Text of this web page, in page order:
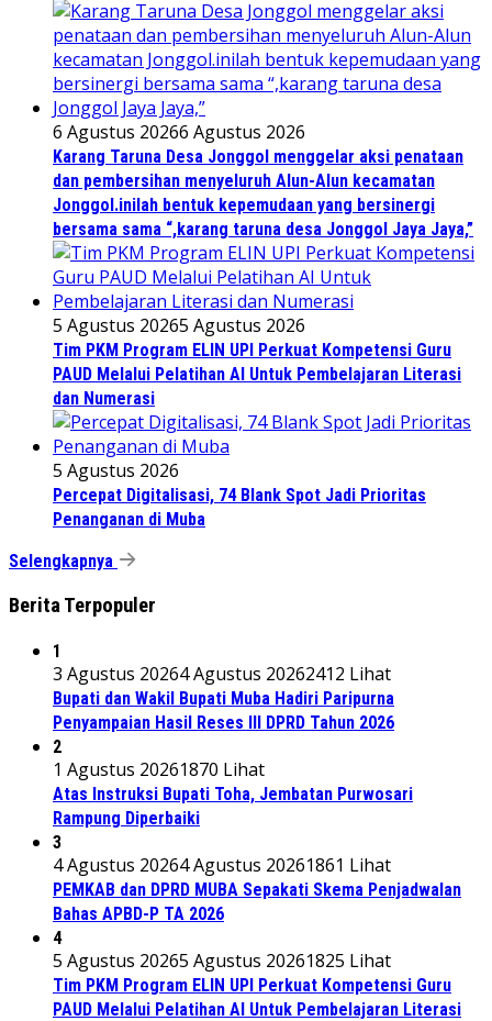
6 Agustus 20266 Agustus 2026
Karang Taruna Desa Jonggol menggelar aksi penataan
dan pembersihan menyeluruh Alun-Alun kecamatan
Jonggol.inilah bentuk kepemudaan yang bersinergi
bersama sama “,karang taruna desa Jonggol Jaya Jaya,”
5 Agustus 20265 Agustus 2026
Tim PKM Program ELIN UPI Perkuat Kompetensi Guru
PAUD Melalui Pelatihan AI Untuk Pembelajaran Literasi
dan Numerasi
5 Agustus 2026
Percepat Digitalisasi, 74 Blank Spot Jadi Prioritas
Penanganan di Muba
Selengkapnya
Berita Terpopuler
1
3 Agustus 20264 Agustus 20262412 Lihat
Bupati dan Wakil Bupati Muba Hadiri Paripurna
Penyampaian Hasil Reses III DPRD Tahun 2026
2
1 Agustus 20261870 Lihat
Atas Instruksi Bupati Toha, Jembatan Purwosari
Rampung Diperbaiki
3
4 Agustus 20264 Agustus 20261861 Lihat
PEMKAB dan DPRD MUBA Sepakati Skema Penjadwalan
Bahas APBD-P TA 2026
4
5 Agustus 20265 Agustus 20261825 Lihat
Tim PKM Program ELIN UPI Perkuat Kompetensi Guru
PAUD Melalui Pelatihan AI Untuk Pembelajaran Literasi